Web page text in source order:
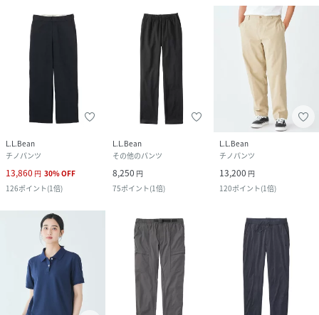
L.L.Bean
チノパンツ
13,860 円 30%OFF
126ポイント(1倍)
L.L.Bean
その他のパンツ
8,250 円
75ポイント(1倍)
L.L.Bean
チノパンツ
13,200 円
120ポイント(1倍)